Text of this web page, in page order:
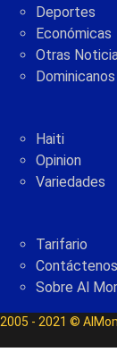
Deportes
Económicas
Otras
Haiti
Opinion
Variedades
Tarifario
Contáctenos
Sobre Al
2005 - 2021 ©